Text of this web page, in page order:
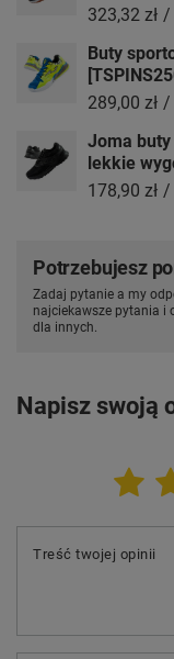
323,32 zł /
Buty
289,00 zł /
Joma
lekkie
178,90 zł /
Potrzebujesz
Zadaj pytanie a my
najciekawsze pytania i
dla innych.
Napisz swoją
Treść twojej opinii